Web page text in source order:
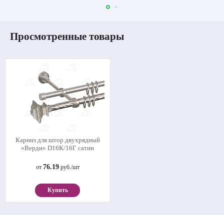
Просмотренные товары
Карниз для штор двухрядный
«Верди» D16К/16Г сатин
от 76.19руб./шт
Купить